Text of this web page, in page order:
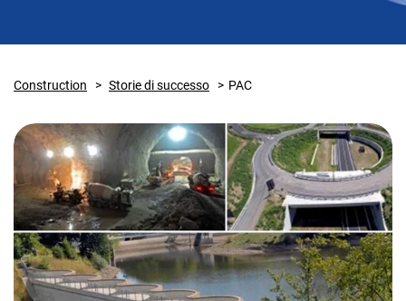
Construction Storie di successo PAC